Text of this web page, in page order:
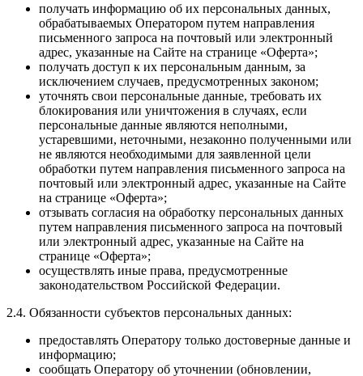
получать информацию об их персональных данных,
обрабатываемых Оператором путем направления
письменного запроса на почтовый или электронный
адрес, указанные на Сайте на странице «Оферта»;
получать доступ к их персональным данным, за
исключением случаев, предусмотренных законом;
уточнять свои персональные данные, требовать их
блокирования или уничтожения в случаях, если
персональные данные являются неполными,
устаревшими, неточными, незаконно полученными или
не являются необходимыми для заявленной цели
обработки путем направления письменного запроса на
почтовый или электронный адрес, указанные на Сайте
на странице «Оферта»;
отзывать согласия на обработку персональных данных
путем направления письменного запроса на почтовый
или электронный адрес, указанные на Сайте на
странице «Оферта»;
осуществлять иные права, предусмотренные
законодательством Российской Федерации.
2.4. Обязанности субъектов персональных данных:
предоставлять Оператору только достоверные данные и
информацию;
сообщать Оператору об уточнении (обновлении,